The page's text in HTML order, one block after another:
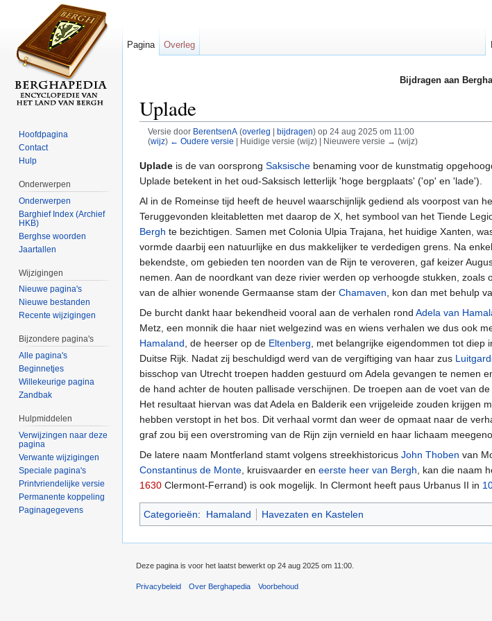
Bijdragen aan
Uplade
Versie door BerentsenA (overleg bijdragen)op 24 aug 2025 om 11:00
(wijz) ← Oudere versie | Huidige versie (wijz) | Nieuwere versie → (wijz)
Uplade is de van oorsprong Saksische benaming voor de kunstmatig
Uplade betekent in het oud-Saksisch letterlijk 'hoge bergplaats' ('op' en 'lade').
Al in de Romeinse tijd heeft de heuvel waarschijnlijk gediend als voorpost van
Teruggevonden kleitabletten met daarop de X, het symbool van het Tiende
Bergh te bezichtigen. Samen met Colonia Ulpia Trajana, het huidige Xanten,
vormde daarbij een natuurlijke en dus makkelijker te verdedigen grens. Na
bekendste, om gebieden ten noorden van de Rijn te veroveren, gaf keizer
nemen. Aan de noordkant van deze rivier werden op verhoogde stukken,
van de alhier wonende Germaanse stam der Chamaven , kon dan met behulp
De burcht dankt haar bekendheid vooral aan de verhalen rond Adela van
Metz, een monnik die haar niet welgezind was en wiens verhalen we dus ook
Hamaland , de heerser op de Eltenberg , met belangrijke eigendommen tot diep
Duitse Rijk. Nadat zij beschuldigd werd van de vergiftiging van haar zus
bisschop van Utrecht troepen hadden gestuurd om Adela gevangen te nemen
de hand achter de houten pallisade verschijnen. De troepen aan de voet van
Het resultaat hiervan was dat Adela en Balderik een vrijgeleide zouden krijgen
hebben verstopt in het bos. Dit verhaal vormt dan weer de opmaat naar de
graf zou bij een overstroming van de Rijn zijn vernield en haar lichaam
De latere naam Montferland stamt volgens streekhistoricus John Thoben van
Constantinus de Monte , kruisvaarder en eerste heer van Bergh , kan die naam
1630 Clermont-Ferrand) is ook mogelijk. In Clermont heeft paus Urbanus II in
Categorieën: Hamaland Havezaten en Kastelen
Pagina Overleg
Hoofdpagina
Contact
Hulp
Onderwerpen
Onderwerpen
Barghief Index (Archief
HKB)
Berghse woorden
Jaartallen
Wijzigingen
Nieuwe pagina's
Nieuwe bestanden
Recente wijzigingen
Bijzondere pagina's
Alle pagina's
Beginnetjes
Willekeurige pagina
Zandbak
Hulpmiddelen
Verwijzingen naar deze
pagina
Verwante wijzigingen
Speciale pagina's
Printvriendelijke versie
Permanente koppeling
Paginagegevens
Deze pagina is voor het laatst bewerkt op 24 aug 2025 om 11:00.
Privacybeleid Over Berghapedia Voorbehoud